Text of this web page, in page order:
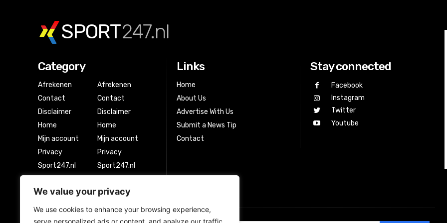
We value your privacy
We use cookies to enhance your browsing experience,
serve personalized ads or content, and analyze our traffic.
SPORT247.nl
Category
Afrekenen
Contact
Disclaimer
Home
Mijn account
Privacy
Sport247.nl
Winkelwagen
Afrekenen
Contact
Disclaimer
Home
Mijn account
Privacy
Sport247.nl
Winkelwagen
Links
Home
About Us
Advertise With Us
Submit a News Tip
Contact
Stay connected
Facebook
Instagram
Twitter
Youtube